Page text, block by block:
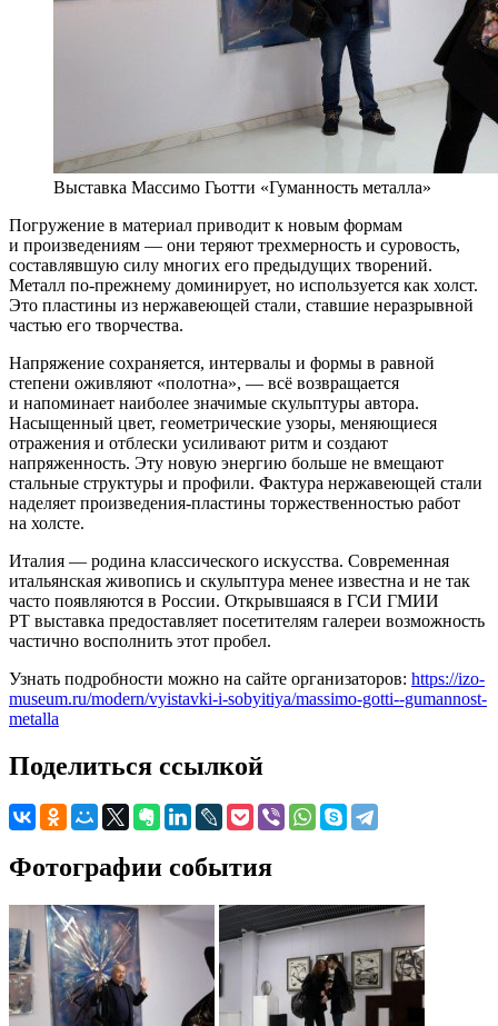
Выставка Массимо Гьотти «Гуманность металла»
Погружение в материал приводит к новым формам
и произведениям — они теряют трехмерность и суровость,
составлявшую силу многих его предыдущих творений.
Металл по-прежнему доминирует, но используется как холст.
Это пластины из нержавеющей стали, ставшие неразрывной
частью его творчества.
Напряжение сохраняется, интервалы и формы в равной
степени оживляют «полотна», — всё возвращается
и напоминает наиболее значимые скульптуры автора.
Насыщенный цвет, геометрические узоры, меняющиеся
отражения и отблески усиливают ритм и создают
напряженность. Эту новую энергию больше не вмещают
стальные структуры и профили. Фактура нержавеющей стали
наделяет произведения-пластины торжественностью работ
на холсте.
Италия — родина классического искусства. Современная
итальянская живопись и скульптура менее известна и не так
часто появляются в России. Открывшаяся в ГСИ ГМИИ
РТ выставка предоставляет посетителям галереи возможность
частично восполнить этот пробел.
Узнать подробности можно на сайте организаторов: https://izo-
museum.ru/modern/vyistavki-i-sobyitiya/massimo-gotti--gumannost-
metalla
Поделиться ссылкой
Фотографии события